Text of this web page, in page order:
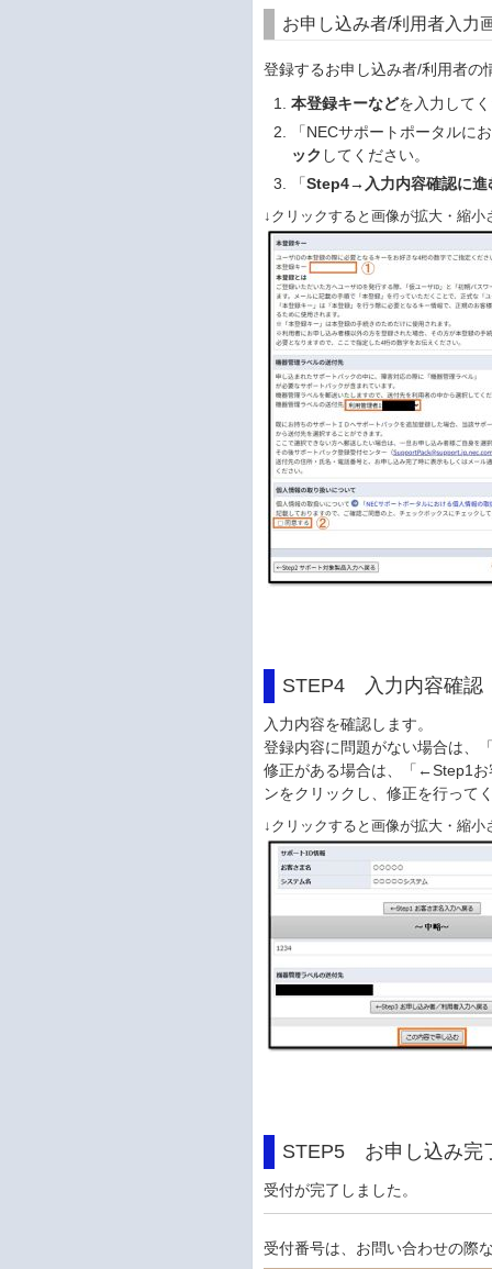
お申し込み者/利用者入力
登録するお申し込み者/利用者の
本登録キーなどを入力して
「NECサポートポータルに
ック してください。
「Step4→入力内容確認に進
↓クリックすると画像が拡大・縮小
STEP4 入力内容確認
入力内容を確認します。
登録内容に問題がない場合は、
修正がある場合は、「←Step1
ンをクリックし、修正を行って
↓クリックすると画像が拡大・縮小
STEP5 お申し込み完
受付が完了しました。
受付番号は、お問い合わせの際